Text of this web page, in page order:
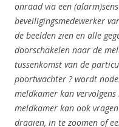
onraad via een
beveiligingsmedewerker
de beelden zien en alle
doorschakelen naar de
tussenkomst van de
poortwachter ? wordt
meldkamer kan vervolgens
meldkamer kan ook
draaien, in te zoomen of